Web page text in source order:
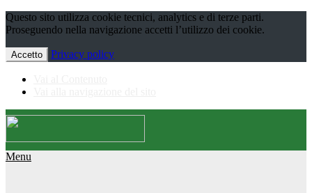
Questo sito utilizza cookie tecnici, analytics e di terze parti.
Proseguendo nella navigazione accetti l’utilizzo dei cookie.
Accetto Privacy policy
Menu